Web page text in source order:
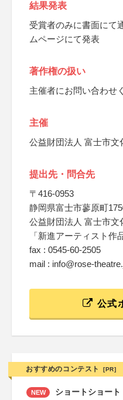
結果発表
受賞者のみに書面にて
ムページにて発表
著作権の扱い
主催者にお問い合わせ
主催
公益財団法人 富士市文
提出先・問合先
〒416-0953
静岡県富士市蓼原町
公益財団法人 富士市文
「新進アーティスト作
fax : 0545-60-2505
mail : info@rose-
公式
おすすめのコンテスト [PR]
NEW
ショートショー